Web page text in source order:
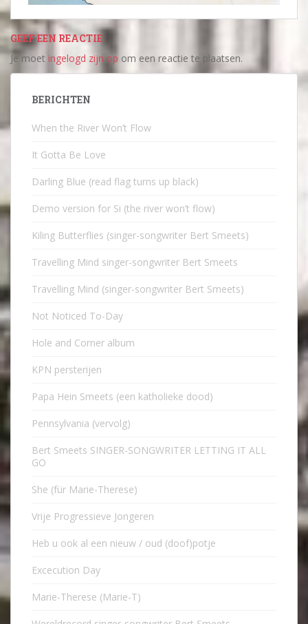
GEEF EEN REACTIE
Je moet ingelogd zijn op om een reactie te plaatsen.
BERICHTEN
When the River Won’t Flow
It Gotta Be Love
Darling Blue (read flag turns up black)
Demo version for Si (the river won’t flow)
Kiling Butterflies (singer-songwriter Bert Smeets)
Travelling Mind singer-songwriter Bert Smeets
Travelling Mind (singer-songwriter Bert Smeets)
Not Noticed To-Day
Hole and Corner album
KPN persterijen
Papa Hein Smeets (een katholieke dood)
Pennsylvania (vervolg)
Bert Smeets SINGER-SONGWRITER LETTING IT ALL
GO
She (für Marie-Therese)
Vrije Progressieve Jongeren
Heb u ook al een nieuw / oud (doof)potje
Excecution Day
Marie-Therese (Marie-T)